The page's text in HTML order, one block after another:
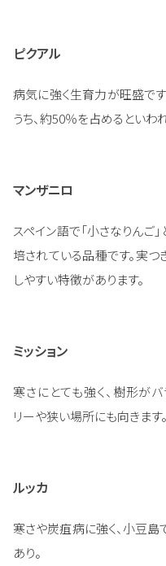
ピクアル
病気に強く生育力が旺盛です
うち、約50％を占めるといわ
マンザニロ
スペイン語で「小さなりんご
培されている品種です。実
しやすい特徴があります。
ミッション
寒さにとても強く、樹形が
リーや狭い場所にも向きます。
ルッカ
寒さや炭疽病に強く、小豆
あり。